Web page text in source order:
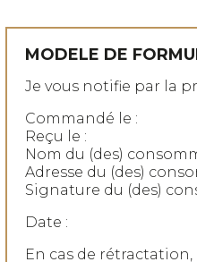
MODELE DE
Je vous notifie par la
Commandé le :
Reçu le :
Nom du (des)
Adresse du (des)
Signature du (des)
Date :
En cas de